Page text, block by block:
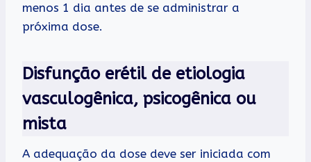
menos 1 dia antes de se administrar a
próxima dose.
Disfunção erétil de etiologia
vasculogênica, psicogênica ou
mista
A adequação da dose deve ser iniciada com